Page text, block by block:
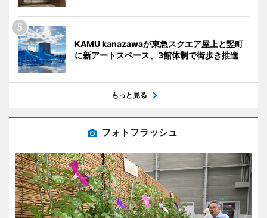
KAMU kanazawaが東急スクエア屋上と竪町
に新アートスペース、3館体制で街歩き推進
もっと見る
フォトフラッシュ